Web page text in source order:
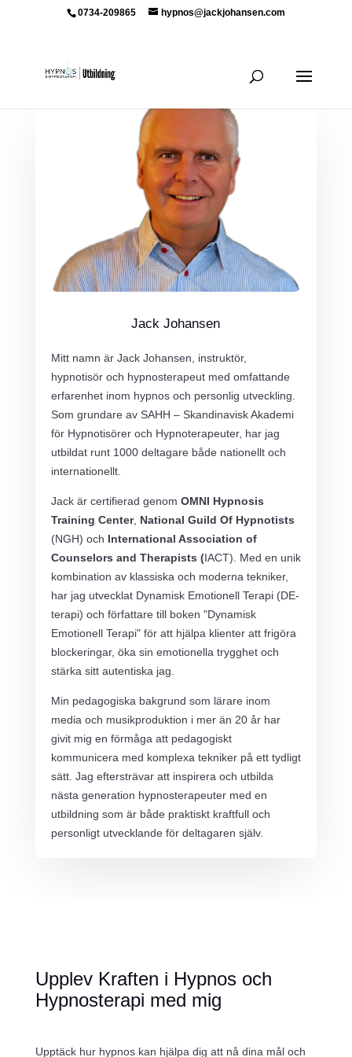
0734-209865 hypnos@jackjohansen.com
Jack Johansen
Mitt namn är Jack Johansen, instruktör,
hypnotisör och hypnosterapeut med omfattande
erfarenhet inom hypnos och personlig utveckling.
Som grundare av SAHH – Skandinavisk Akademi
för Hypnotisörer och Hypnoterapeuter, har jag
utbildat runt 1000 deltagare både nationellt och
internationellt.
Jack är certifierad genom OMNI Hypnosis
Training Center, National Guild Of Hypnotists
(NGH) och International Association of
Counselors and Therapists (IACT). Med en unik
kombination av klassiska och moderna tekniker,
har jag utvecklat Dynamisk Emotionell Terapi (DE-
terapi) och författare till boken "Dynamisk
Emotionell Terapi" för att hjälpa klienter att frigöra
blockeringar, öka sin emotionella trygghet och
stärka sitt autentiska jag.
Min pedagogiska bakgrund som lärare inom
media och musikproduktion i mer än 20 år har
givit mig en förmåga att pedagogiskt
kommunicera med komplexa tekniker på ett tydligt
sätt. Jag eftersträvar att inspirera och utbilda
nästa generation hypnosterapeuter med en
utbildning som är både praktiskt kraftfull och
personligt utvecklande för deltagaren själv.
Upplev Kraften i Hypnos och
Hypnosterapi med mig
Upptäck hur hypnos kan hjälpa dig att nå dina mål och